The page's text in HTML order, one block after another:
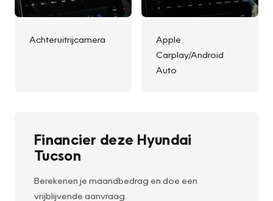
Achteruitrijcamera
Apple
Carplay/Android
Auto
Financier deze Hyundai
Tucson
Berekenen je maandbedrag en doe een
vrijblijvende aanvraag.